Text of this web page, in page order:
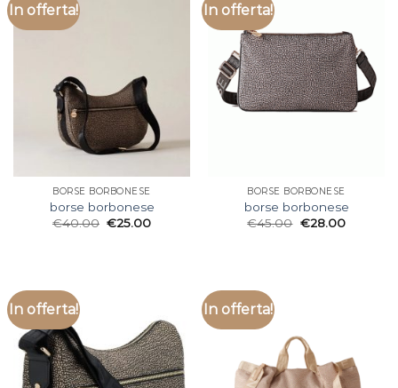
In offerta!
BORSE BORBONESE
borse borbonese
€40.00 €25.00
In offerta!
BORSE BORBONESE
borse borbonese
€45.00 €28.00
In offerta! In offerta!